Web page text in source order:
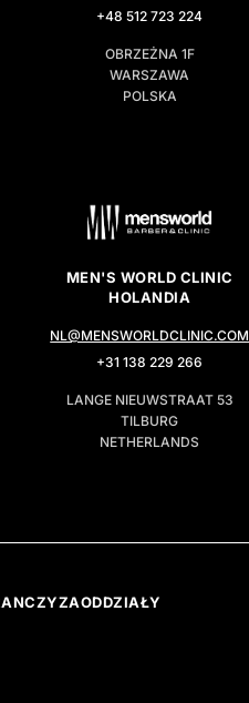
+48 512 723 224
OBRZEŻNA 1F
WARSZAWA
POLSKA
MEN'S WORLD CLINIC
HOLANDIA
NL@MENSWORLDCLINIC.COM
+31 138 229 266
LANGE NIEUWSTRAAT 53
TILBURG
NETHERLANDS
ODDZIAŁY